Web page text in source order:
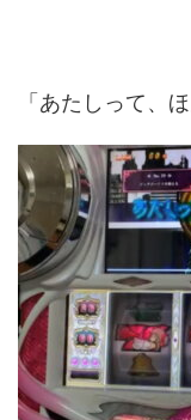
「あたしって、